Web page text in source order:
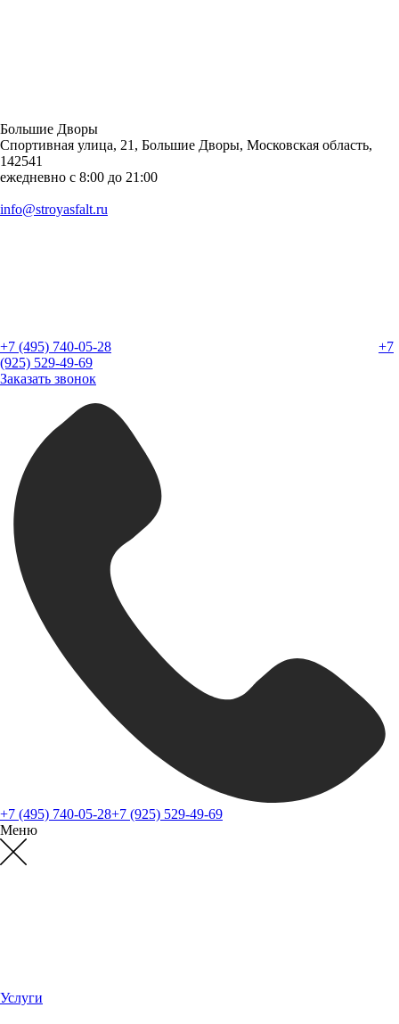
Большие Дворы
Спортивная улица, 21, Большие Дворы, Московская область,
142541
ежедневно с 8:00 до 21:00
info@stroyasfalt.ru
+7 (495) 740-05-28
+7
(925) 529-49-69
Заказать звонок
+7 (495) 740-05-28+7 (925) 529-49-69
Меню
Услуги